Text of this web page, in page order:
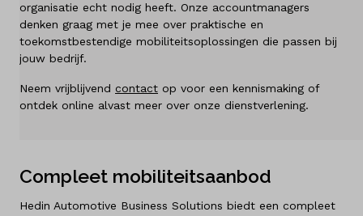
Vestigingen
Merken
Diensten
Land
organisatie echt nodig heeft. Onze accountmanagers
denken graag met je mee over praktische en
toekomstbestendige mobiliteitsoplossingen die passen bij
jouw bedrijf.
Neem vrijblijvend contact op voor een kennismaking of
ontdek online alvast meer over onze dienstverlening.
Compleet mobiliteitsaanbod
Hedin Automotive Business Solutions biedt een compleet